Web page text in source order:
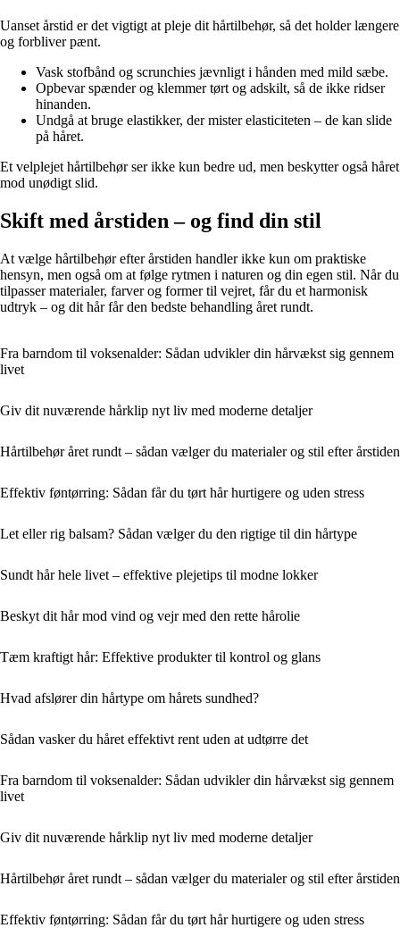
Uanset årstid er det vigtigt at pleje dit hårtilbehør, så det holder længere
og forbliver pænt.
Vask stofbånd og scrunchies jævnligt i hånden med mild sæbe.
Opbevar spænder og klemmer tørt og adskilt, så de ikke ridser
hinanden.
Undgå at bruge elastikker, der mister elasticiteten – de kan slide
på håret.
Et velplejet hårtilbehør ser ikke kun bedre ud, men beskytter også håret
mod unødigt slid.
Skift med årstiden – og find din stil
At vælge hårtilbehør efter årstiden handler ikke kun om praktiske
hensyn, men også om at følge rytmen i naturen og din egen stil. Når du
tilpasser materialer, farver og former til vejret, får du et harmonisk
udtryk – og dit hår får den bedste behandling året rundt.
Fra barndom til voksenalder: Sådan udvikler din hårvækst sig gennem
livet
Giv dit nuværende hårklip nyt liv med moderne detaljer
Hårtilbehør året rundt – sådan vælger du materialer og stil efter årstiden
Effektiv føntørring: Sådan får du tørt hår hurtigere og uden stress
Let eller rig balsam? Sådan vælger du den rigtige til din hårtype
Sundt hår hele livet – effektive plejetips til modne lokker
Beskyt dit hår mod vind og vejr med den rette hårolie
Tæm kraftigt hår: Effektive produkter til kontrol og glans
Hvad afslører din hårtype om hårets sundhed?
Sådan vasker du håret effektivt rent uden at udtørre det
Fra barndom til voksenalder: Sådan udvikler din hårvækst sig gennem
livet
Giv dit nuværende hårklip nyt liv med moderne detaljer
Hårtilbehør året rundt – sådan vælger du materialer og stil efter årstiden
Effektiv føntørring: Sådan får du tørt hår hurtigere og uden stress